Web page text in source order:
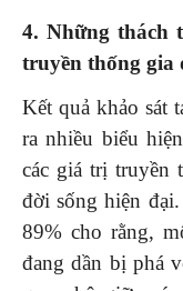
4. Những thách
truyền thống gia
Kết quả khảo sát
ra nhiều biểu
các giá trị truyền
đời sống hiện
89% cho rằng,
đang dần bị phá